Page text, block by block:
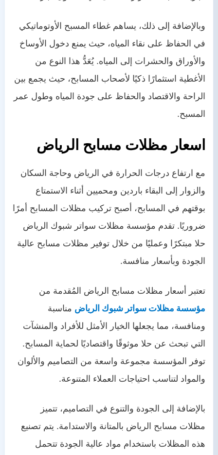
وبالإضافة إلى ذلك، يساهم غطاء المسبح الأوتوماتيكي
في الحفاظ على نقاء المياه، حيث يمنع دخول الأوساخ
والأوراق والحشرات إلى المياه. يُعَدُّ هذا النوع من
الأغطية استثمارًا ذكيًا لأصحاب المسابح، حيث يجمع بين
الراحة والاقتصاد والحفاظ على جودة المياه وطول عمر
المسبح.
اسعار مظلات مسابح الرياض
مع ارتفاع درجات الحرارة في الرياض وحاجة السكان
والزوار إلى البقاء باردين ومحميين أثناء الاستمتاع
بوقتهم في المسابح، أصبح تركيب مظلات المسابح أمرًا
ضروريًا. تقدم مؤسسة مظلات سواتر شبوك الرياض
حلا مبتكرًا وعمليًا من خلال توفير مظلات مسابح عالية
الجودة وبأسعار منافسة.
تعتبر أسعار مظلات مسابح الرياض المُقدمة من
مؤسسة مظلات سواتر شبوك الرياض مناسبة
ومنافسة، مما يجعلها الخيار الأمثل للأفراد والمنشآت
التي تبحث عن حلا موثوقًا واقتصاديًا لحماية المسابح.
توفر المؤسسة مجموعة واسعة من التصاميم والألوان
والمواد لتناسب احتياجات العملاء المتنوعة.
بالإضافة إلى الجودة والتنوع في التصاميم، تتميز
مظلات مسابح الرياض بالمتانة والاستدامة. يتم تصنيع
هذه المظلات باستخدام مواد عالية الجودة تتحمل